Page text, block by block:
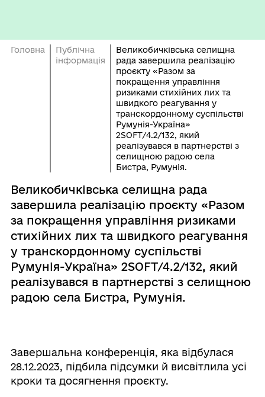
Головна
Публічна
інформація
Великобичківська селищна
рада завершила реалізацію
проєкту «Разом за
покращення управління
ризиками стихійних лих та
швидкого реагування у
транскордонному суспільстві
Румунія-Україна»
2SOFT/4.2/132, який
реалізувався в партнерстві з
селищною радою села
Бистра, Румунія.
Великобичківська селищна рада
завершила реалізацію проєкту «Разом
за покращення управління ризиками
стихійних лих та швидкого реагування
у транскордонному суспільстві
Румунія-Україна» 2SOFT/4.2/132, який
реалізувався в партнерстві з селищною
радою села Бистра, Румунія.
Завершальна конференція, яка відбулася
28.12.2023, підбила підсумки й висвітлила усі
кроки та досягнення проєкту.